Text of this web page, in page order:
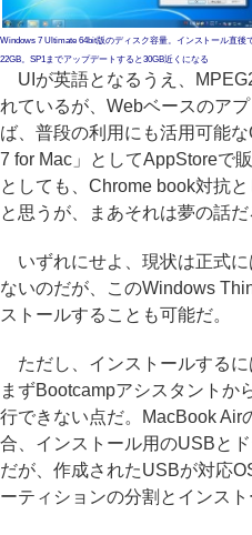
Windows 7 Ultimate 64bit版のディスク容量。インストール直後
22GB。SP1までアップデートすると30GB近くになる
UIが英語となるうえ、
れているが、Webベースのア
ば、普段の利用にも活用可能
7 for Mac」としてAppStoreで
としても、Chrome book対抗
と思うが、まあそれは夢の話だ
いずれにせよ、現状は正式
ないのだが、このWindows
ストールすることも可能だ。
ただし、インストールするに
まずBootcampアシスタントか
行できない点だ。MacBook Air
合、インストール用のUSBと
だが、作成されたUSBが対応
ーティションの分割とインスト